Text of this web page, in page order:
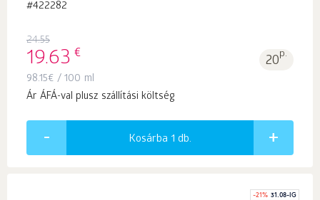
#422282
24.55
19.63 € 20p.
98.15€ / 100 ml
Ár ÁFÁ-val plusz szállítási költség
Kosárba 1 db.
-21% 31.08-IG